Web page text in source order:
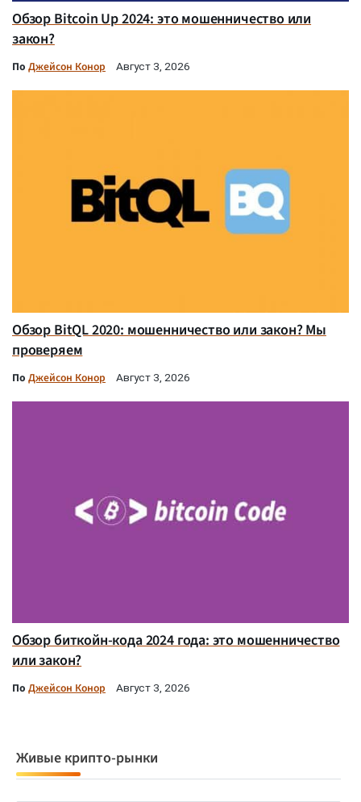
Обзор Bitcoin Up 2024: это мошенничество или
закон?
По Джейсон Конор Август 3, 2026
Обзор BitQL 2020: мошенничество или закон? Мы
проверяем
По Джейсон Конор Август 3, 2026
Обзор биткойн-кода 2024 года: это мошенничество
или закон?
По Джейсон Конор Август 3, 2026
Живые крипто-рынки